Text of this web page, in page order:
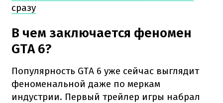
сразу
В чем заключается феномен
GTA 6?
Популярность GTA 6 уже сейчас выглядит
феноменальной даже по меркам
индустрии. Первый трейлер игры набрал